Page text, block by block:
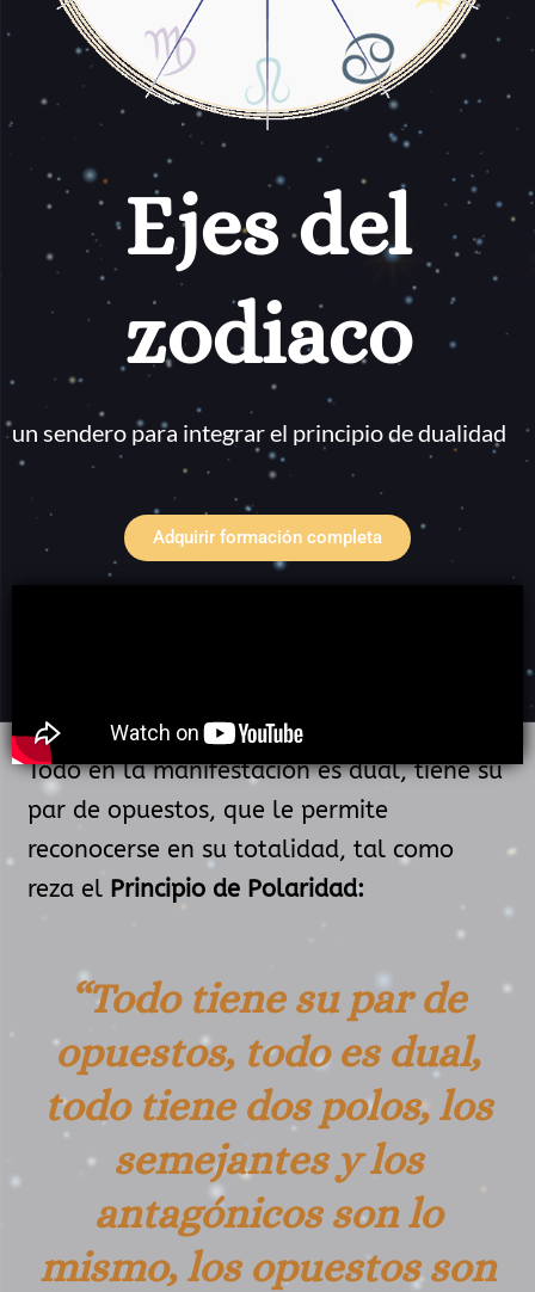
Ejes del
zodiaco
un sendero para integrar el principio de dualidad
Adquirir formación completa
Todo en la manifestación es dual, tiene su
par de opuestos, que le permite
reconocerse en su totalidad, tal como
reza el Principio de Polaridad:
“Todo tiene su par de
opuestos, todo es dual,
todo tiene dos polos, los
semejantes y los
antagónicos son lo
mismo, los opuestos son